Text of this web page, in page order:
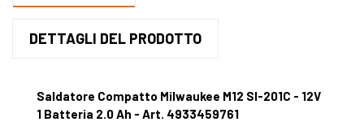
DETTAGLI DEL PRODOTTO
Saldatore Compatto Milwaukee M12 SI-201C - 12V
1 Batteria 2.0 Ah - Art. 4933459761